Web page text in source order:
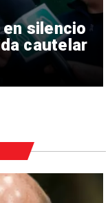
silencio
cautelar